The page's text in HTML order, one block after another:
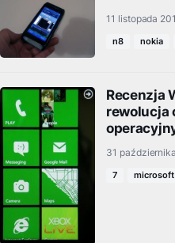
11 listopada
n8 nokia
Recenzja
rewolucja
31
7 microsoft